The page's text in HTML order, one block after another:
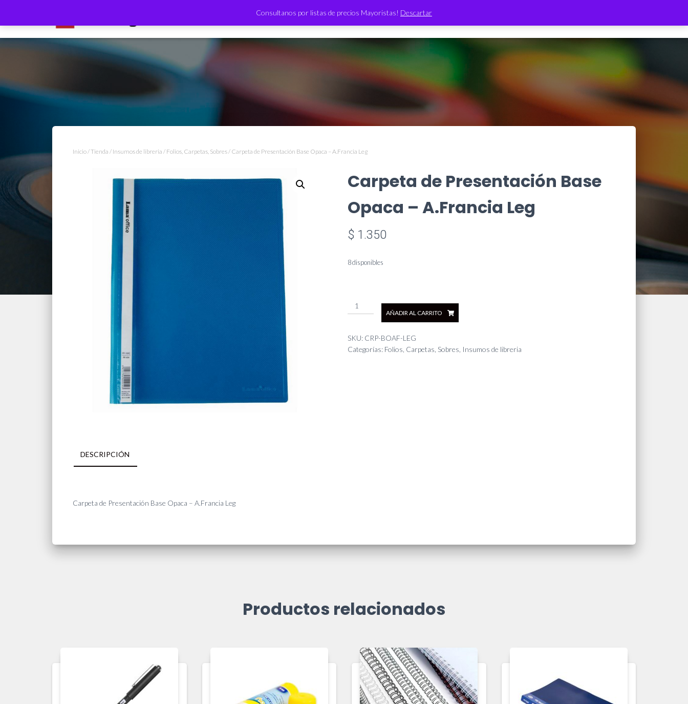
Consultanos por listas de precios Mayoristas! Descartar
TIENDA
Inicio/Tienda / Insumos de libreria / Folios, Carpetas, Sobres/ Carpeta de Presentación Base Opaca – A.Francia Leg
Carpeta de Presentación Base
Opaca – A.Francia Leg
$ 1.350
8 disponibles
Carpeta
de
Base
Opaca
AÑADIR AL CARRITO
SKU: CRP-BOAF-LEG
Categorías: Folios, Carpetas, Sobres Insumos de libreria
DESCRIPCIÓN
Carpeta de Presentación Base Opaca – A.Francia Leg
Productos relacionados